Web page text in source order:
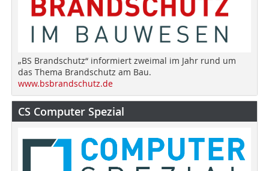
„BS Brandschutz“ informiert zweimal im Jahr rund um
das Thema Brandschutz am Bau.
www.bsbrandschutz.de
CS Computer Spezial